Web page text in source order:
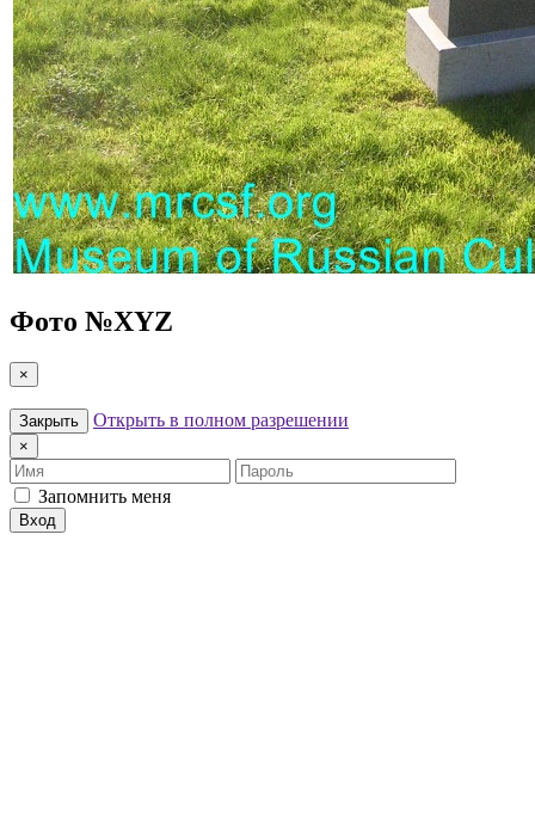
Фото №XYZ
×
Закрыть Открыть в полном разрешении
×
Имя
Пароль
Запомнить меня
Вход